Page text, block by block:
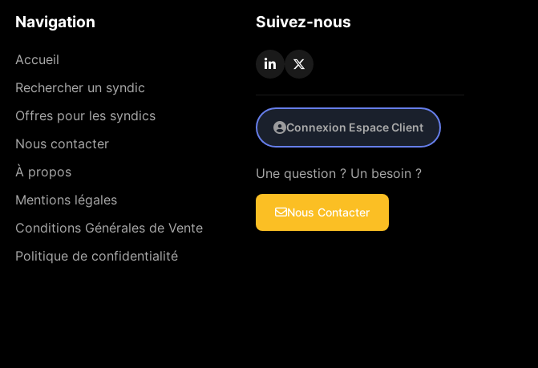
Navigation
Accueil
Rechercher un syndic
Offres pour les syndics
Nous contacter
À propos
Mentions légales
Conditions Générales de Vente
Politique de confidentialité
Suivez-nous
Connexion Espace Client
Une question ? Un besoin ?
Nous Contacter